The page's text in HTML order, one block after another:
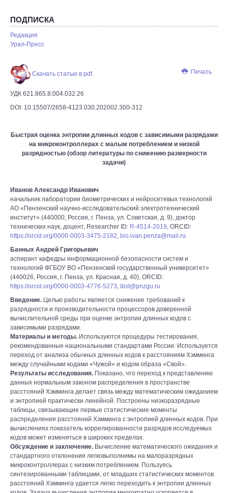
ПОДПИСКА
Редакция
Урал-Пресс
Печать
Скачать статью в pdf.
УДК 621.865.8:004.032.26
DOI: 10.15507/2658-4123.030.202002.300-312
Быстрая оценка энтропии длинных кодов с зависимыми разрядами
на микроконтроллерах с малым потреблением и низкой
разрядностью (обзор литературы по снижению размерности
задачи)
Иванов Александр Иванович
начальник лаборатории биометрических и нейросетевых технологий
АО «Пензенский научно-исследовательский электротехнический
институт» (440000, Россия, г. Пенза, ул. Советская, д. 9), доктор
технических наук, доцент, Researcher ID: R-4514-2019, ORCID:
https://orcid.org/0000-0003-3475-2182, bio.ivan.penza@mail.ru
Банных Андрей Григорьевич
аспирант кафедры информационной безопасности систем и
технологий ФГБОУ ВО «Пензенский государственный университет»
(440026, Россия, г. Пенза, ул. Красная, д. 40), ORCID:
https://orcid.org/0000-0003-4776-5273, ibst@pnzgu.ru
Введение. Целью работы является снижение требований к
разрядности и производительности процессоров доверенной
вычислительной среды при оценке энтропии длинных кодов с
зависимыми разрядами.
Материалы и методы. Используются процедуры тестирования,
рекомендованные национальными стандартами России. Используется
переход от анализа обычных длинных кодов к расстояниям Хэмминга
между случайными кодами «Чужой» и кодом образа «Свой».
Результаты исследования. Показано, что переход к представлению
данных нормальным законом распределения в пространстве
расстояний Хэмминга делает связь между математическим ожиданием
и энтропией практически линейной. Построены низкоразрядные
таблицы, связывающие первые статистические моменты
распределения расстояний Хэмминга с энтропией длинных кодов. При
вычислениях показатель коррелированности разрядов исследуемых
кодов может изменяться в широких пределах.
Обсуждение и заключение. Вычисление математического ожидания и
стандартного отклонения легковыполнимы на малоразрядных
микроконтроллерах с низким потреблением. Пользуясь
синтезированными таблицами, от младших статистических моментов
расстояний Хэмминга удается легко переходить к энтропии длинных